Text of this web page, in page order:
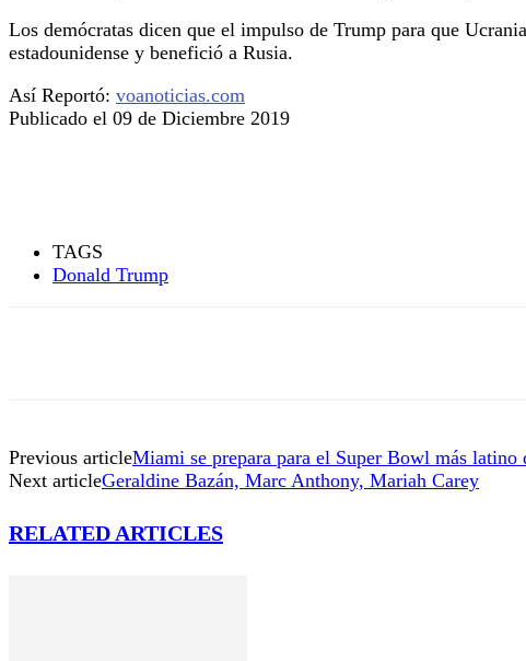
Los demócratas dicen que el impulso de Trump para que
estadounidense y benefició a Rusia.
Así Reportó: voanoticias.com
Publicado el 09 de Diciembre 2019
TAGS
Donald Trump
Previous articleMiami se prepara para el Super Bowl más latino
Next articleGeraldine Bazán, Marc Anthony, Mariah Carey
RELATED ARTICLES